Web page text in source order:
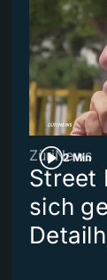
2 Min
ZüriNews
Street
sich